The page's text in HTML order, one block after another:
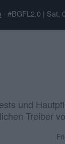
· #BGFL2.0 | Sat,
und
Treiber